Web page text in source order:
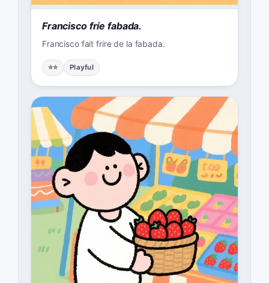
Francisco fríe fabada.
Francisco fait frire de la fabada.
⭐⭐ Playful